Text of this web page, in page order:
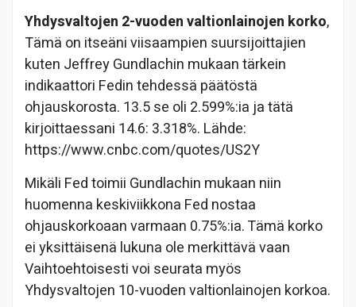
Yhdysvaltojen 2-vuoden valtionlainojen korko,
Tämä on itseäni viisaampien suursijoittajien
kuten Jeffrey Gundlachin mukaan tärkein
indikaattori Fedin tehdessä päätöstä
ohjauskorosta. 13.5 se oli 2.599%:ia ja tätä
kirjoittaessani 14.6: 3.318%. Lähde:
https://www.cnbc.com/quotes/US2Y
Mikäli Fed toimii Gundlachin mukaan niin
huomenna keskiviikkona Fed nostaa
ohjauskorkoaan varmaan 0.75%:ia. Tämä korko
ei yksittäisenä lukuna ole merkittävä vaan
Vaihtoehtoisesti voi seurata myös
Yhdysvaltojen 10-vuoden valtionlainojen korkoa.